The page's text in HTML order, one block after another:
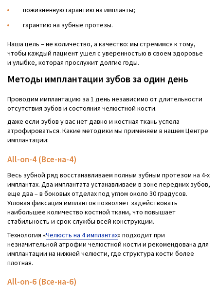
пожизненную гарантию на импланты;
гарантию на зубные протезы.
Наша цель – не количество, а качество: мы стремимся к тому,
чтобы каждый пациент ушел с уверенностью в своем здоровье
и улыбке, которая прослужит долгие годы.
Методы имплантации зубов за один день
Проводим имплантацию за 1 день независимо от длительности
отсутствия зубов и состояния челюстной кости.
даже если зубов у вас нет давно и костная ткань успела
атрофироваться. Какие методики мы применяем в нашем Центре
имплантации:
All-on-4 (Все-на-4)
Весь зубной ряд восстанавливаем полным зубным протезом на 4-х
имплантах. Два имплантата устанавливаем в зоне передних зубов,
еще два – в боковых отделах под углом около 30 градусов.
Угловая фиксация имплантов позволяет задействовать
наибольшее количество костной ткани, что повышает
стабильность и срок службы всей конструкции.
Технология «Челюсть на 4 имплантах» подходит при
незначительной атрофии челюстной кости и рекомендована для
имплантации на нижней челюсти, где структура кости более
плотная.
All-on-6 (Все-на-6)